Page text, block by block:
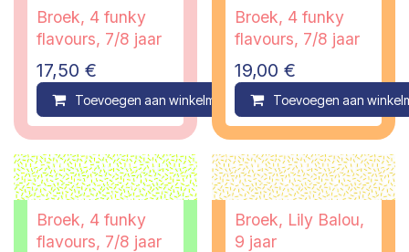
Broek, 4 funky
flavours, 7/8 jaar
17,50 €
Toevoegen aan winkelmandje Compare
Broek, 4 funky
flavours, 7/8 jaar
19,00 €
Toevoegen aan
Broek, 4 funky
flavours, 7/8 jaar
Broek, Lily Balou,
9 jaar